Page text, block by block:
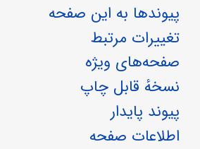
پیوندها به این صفحه
تغییرات مرتبط
صفحه‌های ویژه
نسخهٔ قابل چاپ
پیوند پایدار
اطلاعات صفحه